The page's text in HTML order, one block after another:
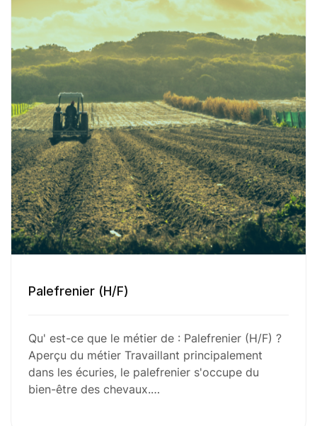
Palefrenier (H/F)
Qu' est-ce que le métier de : Palefrenier (H/F) ?
Aperçu du métier Travaillant principalement
dans les écuries, le palefrenier s'occupe du
bien-être des chevaux.…